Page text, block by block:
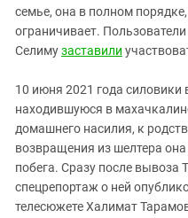
семье, она в полном
ограничивает.
Селимузаставили
10 июня 2021 года
находившуюся в
домашнего насилия, к
возвращения из шелтера
побега. Сразу после вывоза
спецрепортаж о ней
телесюжете Халимат